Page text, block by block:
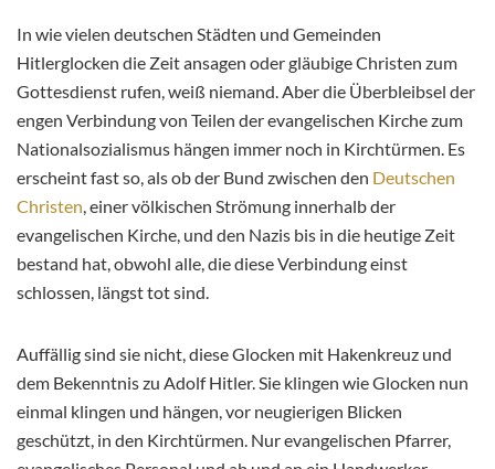
In wie vielen deutschen Städten und Gemeinden
Hitlerglocken die Zeit ansagen oder gläubige Christen zum
Gottesdienst rufen, weiß niemand. Aber die Überbleibsel der
engen Verbindung von Teilen der evangelischen Kirche zum
Nationalsozialismus hängen immer noch in Kirchtürmen. Es
erscheint fast so, als ob der Bund zwischen den Deutschen
Christen, einer völkischen Strömung innerhalb der
evangelischen Kirche, und den Nazis bis in die heutige Zeit
bestand hat, obwohl alle, die diese Verbindung einst
schlossen, längst tot sind.
Auffällig sind sie nicht, diese Glocken mit Hakenkreuz und
dem Bekenntnis zu Adolf Hitler. Sie klingen wie Glocken nun
einmal klingen und hängen, vor neugierigen Blicken
geschützt, in den Kirchtürmen. Nur evangelischen Pfarrer,